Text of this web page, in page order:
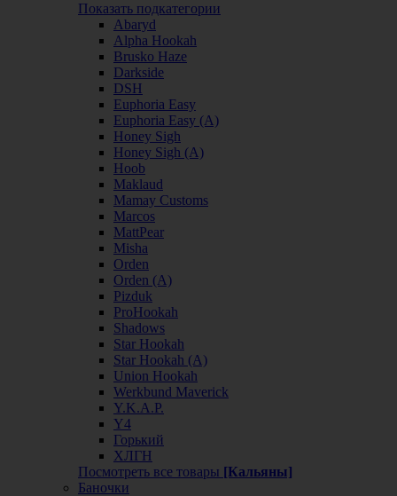
Показать подкатегории
Abaryd
Alpha Hookah
Brusko Haze
Darkside
DSH
Euphoria Easy
Euphoria Easy (А)
Honey Sigh
Honey Sigh (А)
Hoob
Maklaud
Mamay Customs
Marcos
MattPear
Misha
Orden
Orden (А)
Pizduk
ProHookah
Shadows
Star Hookah
Star Hookah (А)
Union Hookah
Werkbund Maverick
Y.K.A.P.
Y4
Горький
ХЛГН
Посмотреть все товары [Кальяны]
Баночки